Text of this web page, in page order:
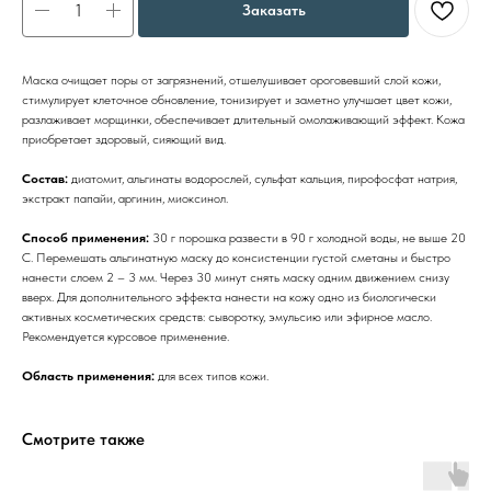
Заказать
Маска очищает поры от загрязнений, отшелушивает ороговевший слой кожи,
стимулирует клеточное обновление, тонизирует и заметно улучшает цвет кожи,
разлаживает морщинки, обеспечивает длительный омолаживающий эффект. Кожа
приобретает здоровый, сияющий вид.
Состав: диатомит, альгинаты водорослей, сульфат кальция, пирофосфат натрия,
экстракт папайи, аргинин, миоксинол.
Способ применения: 30 г порошка развести в 90 г холодной воды, не выше 20
С. Перемешать альгинатную маску до консистенции густой сметаны и быстро
нанести слоем 2 – 3 мм. Через 30 минут снять маску одним движением снизу
вверх. Для дополнительного эффекта нанести на кожу одно из биологически
активных косметических средств: сыворотку, эмульсию или эфирное масло.
Рекомендуется курсовое применение.
Область применения: для всех типов кожи.
Смотрите также